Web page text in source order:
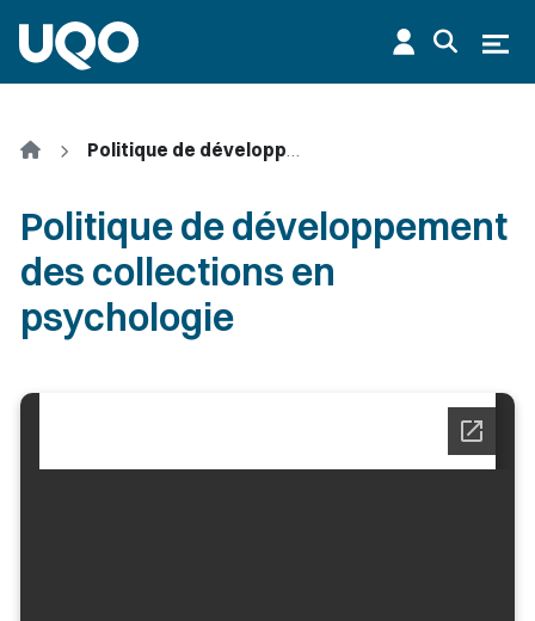
Accueil Politique de développement des collections en psychologie
Politique de développement
des collections en
psychologie